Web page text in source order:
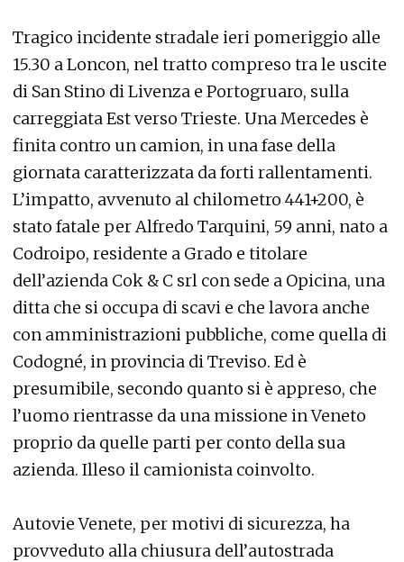
Tragico incidente stradale ieri pomeriggio alle
15.30 a Loncon, nel tratto compreso tra le uscite
di San Stino di Livenza e Portogruaro, sulla
carreggiata Est verso Trieste. Una Mercedes è
finita contro un camion, in una fase della
giornata caratterizzata da forti rallentamenti.
L’impatto, avvenuto al chilometro 441+200, è
stato fatale per Alfredo Tarquini, 59 anni, nato a
Codroipo, residente a Grado e titolare
dell’azienda Cok & C srl con sede a Opicina, una
ditta che si occupa di scavi e che lavora anche
con amministrazioni pubbliche, come quella di
Codogné, in provincia di Treviso. Ed è
presumibile, secondo quanto si è appreso, che
l’uomo rientrasse da una missione in Veneto
proprio da quelle parti per conto della sua
azienda. Illeso il camionista coinvolto.
Autovie Venete, per motivi di sicurezza, ha
provveduto alla chiusura dell’autostrada